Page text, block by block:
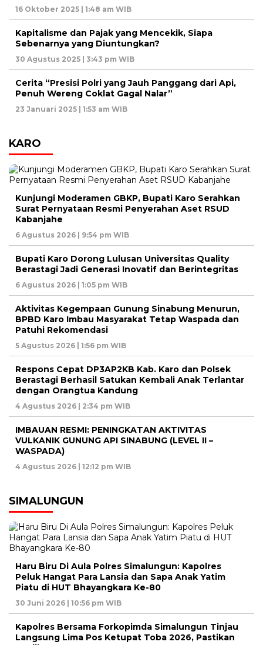
16 Oktober 2025 | 1:48 am WIB
Kapitalisme dan Pajak yang Mencekik, Siapa
Sebenarnya yang Diuntungkan?
30 Agustus 2025 | 3:43 pm WIB
Cerita “Presisi Polri yang Jauh Panggang dari Api,
Penuh Wereng Coklat Gagal Nalar”
23 Januari 2025 | 1:53 am WIB
KARO
Kunjungi Moderamen GBKP, Bupati Karo Serahkan
Surat Pernyataan Resmi Penyerahan Aset RSUD
Kabanjahe
6 Agustus 2026 | 9:54 pm WIB
Bupati Karo Dorong Lulusan Universitas Quality
Berastagi Jadi Generasi Inovatif dan Berintegritas
6 Agustus 2026 | 1:05 pm WIB
Aktivitas Kegempaan Gunung Sinabung Menurun,
BPBD Karo Imbau Masyarakat Tetap Waspada dan
Patuhi Rekomendasi
5 Agustus 2026 | 1:56 pm WIB
Respons Cepat DP3AP2KB Kab. Karo dan Polsek
Berastagi Berhasil Satukan Kembali Anak Terlantar
dengan Orangtua Kandung
4 Agustus 2026 | 2:34 pm WIB
IMBAUAN RESMI: PENINGKATAN AKTIVITAS
VULKANIK GUNUNG API SINABUNG (LEVEL II –
WASPADA)
4 Agustus 2026 | 12:12 pm WIB
SIMALUNGUN
Haru Biru Di Aula Polres Simalungun: Kapolres
Peluk Hangat Para Lansia dan Sapa Anak Yatim
Piatu di HUT Bhayangkara Ke-80
30 Juni 2026 | 10:56 pm WIB
Kapolres Bersama Forkopimda Simalungun Tinjau
Langsung Lima Pos Ketupat Toba 2026, Pastikan